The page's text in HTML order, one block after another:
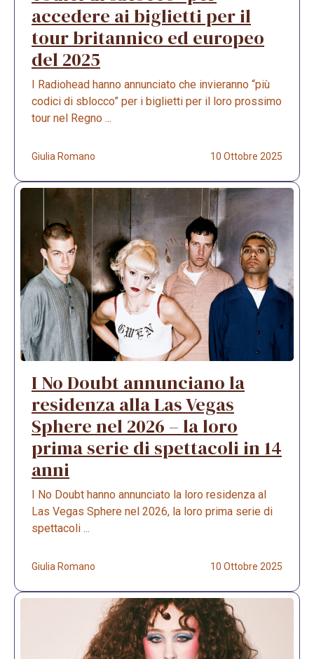
accedere ai biglietti per il
tour britannico ed europeo
del 2025
I Radiohead hanno annunciato che invieranno “più
codici di sblocco” per i biglietti per il loro prossimo
tour nel Regno ...
Giulia Romano 10 Ottobre 2025
I No Doubt annunciano la
residenza alla Las Vegas
Sphere nel 2026 – la loro
prima serie di spettacoli in 14
anni
I No Doubt hanno annunciato la loro residenza al
Las Vegas Sphere nel 2026, la loro prima serie di
spettacoli ...
Giulia Romano 10 Ottobre 2025